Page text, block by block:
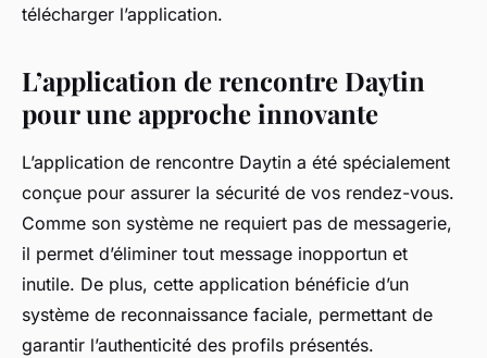
télécharger l’application.
L’application de rencontre Daytin
pour une approche innovante
L’application de rencontre Daytin a été spécialement
conçue pour assurer la sécurité de vos rendez-vous.
Comme son système ne requiert pas de messagerie,
il permet d’éliminer tout message inopportun et
inutile. De plus, cette application bénéficie d’un
système de reconnaissance faciale, permettant de
garantir l’authenticité des profils présentés.